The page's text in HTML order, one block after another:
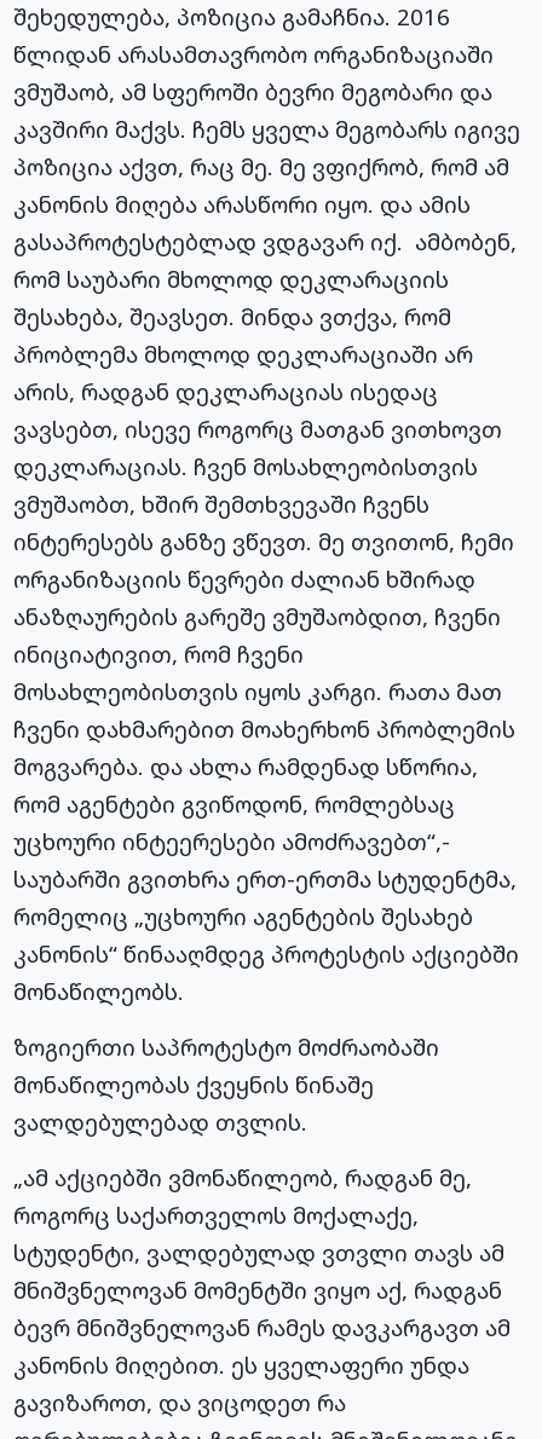
შეხედულება, პოზიცია გამაჩნია. 2016
წლიდან არასამთავრობო ორგანიზაციაში
ვმუშაობ, ამ სფეროში ბევრი მეგობარი და
კავშირი მაქვს. ჩემს ყველა მეგობარს იგივე
პოზიცია აქვთ, რაც მე. მე ვფიქრობ, რომ ამ
კანონის მიღება არასწორი იყო. და ამის
გასაპროტესტებლად ვდგავარ იქ. ამბობენ,
რომ საუბარი მხოლოდ დეკლარაციის
შესახება, შეავსეთ. მინდა ვთქვა, რომ
პრობლემა მხოლოდ დეკლარაციაში არ
არის, რადგან დეკლარაციას ისედაც
ვავსებთ, ისევე როგორც მათგან ვითხოვთ
დეკლარაციას. ჩვენ მოსახლეობისთვის
ვმუშაობთ, ხშირ შემთხვევაში ჩვენს
ინტერესებს განზე ვწევთ. მე თვითონ, ჩემი
ორგანიზაციის წევრები ძალიან ხშირად
ანაზღაურების გარეშე ვმუშაობდით, ჩვენი
ინიციატივით, რომ ჩვენი
მოსახლეობისთვის იყოს კარგი. რათა მათ
ჩვენი დახმარებით მოახერხონ პრობლემის
მოგვარება. და ახლა რამდენად სწორია,
რომ აგენტები გვიწოდონ, რომლებსაც
უცხოური ინტეერესები ამოძრავებთ“,-
საუბარში გვითხრა ერთ-ერთმა სტუდენტმა,
რომელიც „უცხოური აგენტების შესახებ
კანონის“ წინააღმდეგ პროტესტის აქციებში
მონაწილეობს.
ზოგიერთი საპროტესტო მოძრაობაში
მონაწილეობას ქვეყნის წინაშე
ვალდებულებად თვლის.
„ამ აქციებში ვმონაწილეობ, რადგან მე,
როგორც საქართველოს მოქალაქე,
სტუდენტი, ვალდებულად ვთვლი თავს ამ
მნიშვნელოვან მომენტში ვიყო აქ, რადგან
ბევრ მნიშვნელოვან რამეს დავკარგავთ ამ
კანონის მიღებით. ეს ყველაფერი უნდა
გავიზაროთ, და ვიცოდეთ რა